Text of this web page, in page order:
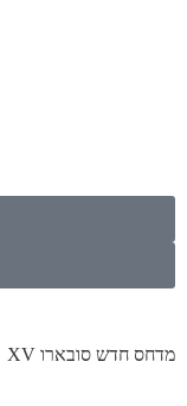
מדחס חדש סובארו XV